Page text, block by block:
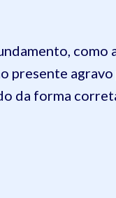
presente
da forma